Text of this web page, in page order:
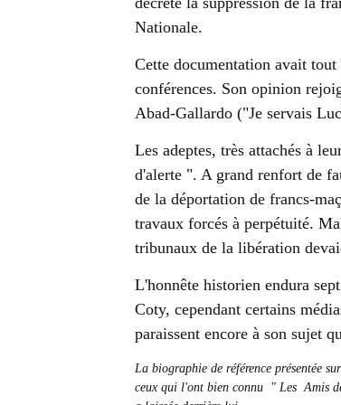
Nationale.
Cette documentation avait
conférences. Son opinion
Abad-Gallardo ("Je servais
Les adeptes, très attachés à
d'alerte ". A grand renfort de
de la déportation de francs-
travaux forcés à perpétuité.
tribunaux de la libération
L'honnête historien endura
Coty, cependant certains
paraissent encore à son sujet
La biographie de référence présentée
ceux qui l'ont bien connu " Les Amis